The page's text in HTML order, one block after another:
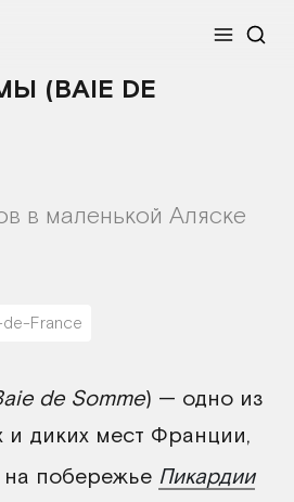
Меню
(BAIE DE
в маленькой Аляске
de-France
de Somme) — одно из
и диких мест Франции,
побережье Пикардии